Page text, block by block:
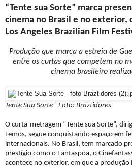
“Tente sua Sorte” marca
cinema no Brasil e no exterior,
Los Angeles Brazilian Film
Produção que marca a estreia de
entre os curtas que competem no
cinema brasileiro
Tente Sua Sorte - Foto: Braztidores
O curta-metragem “Tente sua Sorte”,
Lemos, segue conquistando espaço em
internacionais. No Brasil, tem marcado
prestígio como o Fantaspoa, o
acontece no exterior, em que a